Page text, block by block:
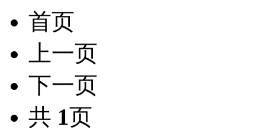
首页
上一页
下一页
共 1页